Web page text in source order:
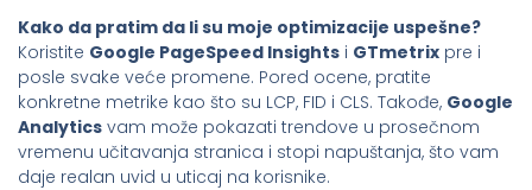
Kako da pratim da li su moje optimizacije uspešne?
Koristite Google PageSpeed Insights i GTmetrix pre i
posle svake veće promene. Pored ocene, pratite
konkretne metrike kao što su LCP, FID i CLS. Takođe, Google
Analytics vam može pokazati trendove u prosečnom
vremenu učitavanja stranica i stopi napuštanja, što vam
daje realan uvid u uticaj na korisnike.